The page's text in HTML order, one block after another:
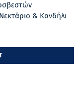
& Κανδήλι